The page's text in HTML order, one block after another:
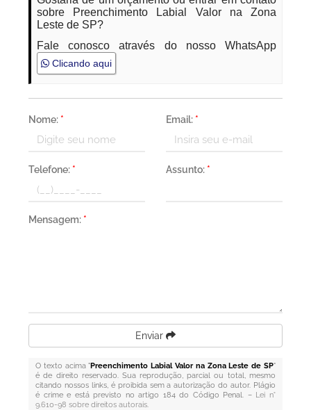
sobre Preenchimento Labial Valor na Zona
Leste de SP?
Fale conosco através do nosso WhatsApp
Clicando aqui
Nome: * Email: *
Telefone: * Assunto: *
Mensagem: *
Enviar
O texto acima "Preenchimento Labial Valor na Zona Leste de SP"
é de direito reservado. Sua reprodução, parcial ou total, mesmo
citando nossos links, é proibida sem a autorização do autor. Plágio
é crime e está previsto no artigo 184 do Código Penal. – Lei n°
9.610-98 sobre direitos autorais.